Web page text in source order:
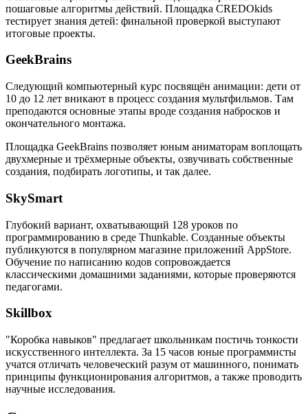
пошаговые алгоритмы действий. Площадка CREDOkids
тестирует знания детей: финальной проверкой выступают
итоговые проекты.
GeekBrains
Следующий компьютерный курс посвящён анимации: дети от
10 до 12 лет вникают в процесс создания мультфильмов. Там
преподаются основные этапы вроде создания набросков и
окончательного монтажа.
Площадка GeekBrains позволяет юным аниматорам воплощать
двухмерные и трёхмерные объекты, озвучивать собственные
создания, подбирать логотипы, и так далее.
SkySmart
Глубокий вариант, охватывающий 128 уроков по
программированию в среде Thunkable. Созданные объекты
публикуются в популярном магазине приложений AppStore.
Обучение по написанию кодов сопровождается
классическими домашними заданиями, которые проверяются
педагогами.
Skillbox
"Коробка навыков" предлагает школьникам постичь тонкости
искусственного интеллекта. За 15 часов юные программисты
учатся отличать человеческий разум от машинного, понимать
принципы функционирования алгоритмов, а также проводить
научные исследования.